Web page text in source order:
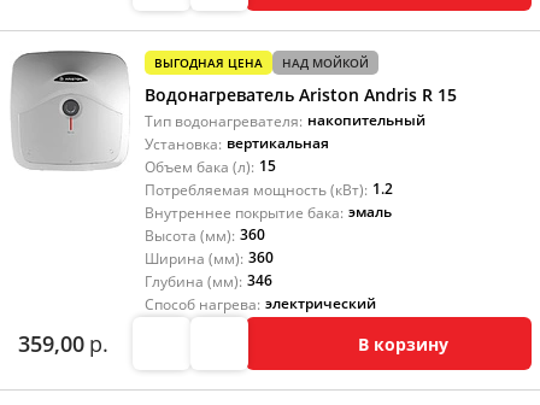
ВЫГОДНАЯ ЦЕНА НАД МОЙКОЙ
Водонагреватель Ariston Andris R 15
Тип водонагревателя: накопительный
Установка: вертикальная
Объем бака (л): 15
Потребляемая мощность (кВт): 1.2
Внутреннее покрытие бака: эмаль
Высота (мм): 360
Ширина (мм): 360
Глубина (мм): 346
Способ нагрева: электрический
359,00 р. В корзину